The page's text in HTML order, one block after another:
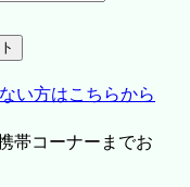
い方はこちらから
帯コーナーまでお